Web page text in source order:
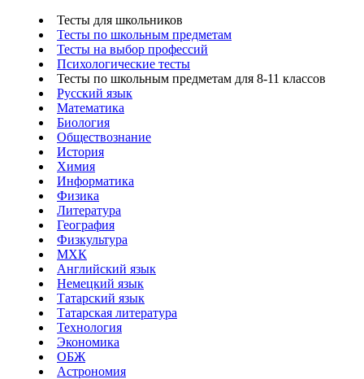
Тесты для школьников
Тесты по школьным предметам
Тесты на выбор профессий
Психологические тесты
Тесты по школьным предметам для 8-11 классов
Русский язык
Математика
Биология
Обществознание
История
Химия
Информатика
Физика
Литература
География
Физкультура
МХК
Английский язык
Немецкий язык
Татарский язык
Татарская литература
Технология
Экономика
ОБЖ
Астрономия